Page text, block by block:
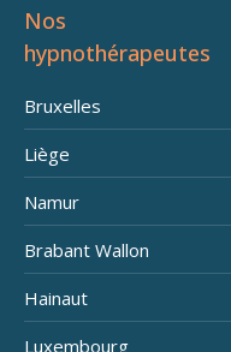
Nos
hypnothérapeutes
Bruxelles
Liège
Namur
Brabant Wallon
Hainaut
Luxembourg